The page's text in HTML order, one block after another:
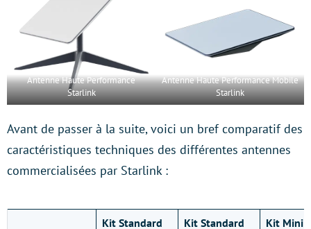
Antenne Haute Performance
Starlink
Antenne Haute Performance Mobile
Starlink
Avant de passer à la suite, voici un bref comparatif des
caractéristiques techniques des différentes antennes
commercialisées par Starlink :
Kit Standard Kit Standard Kit Mini